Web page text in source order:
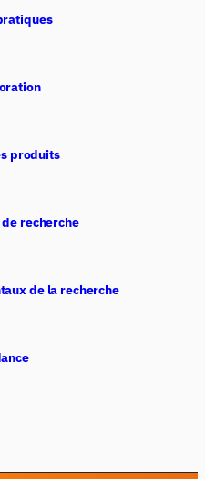
produits
recherche
de la recherche